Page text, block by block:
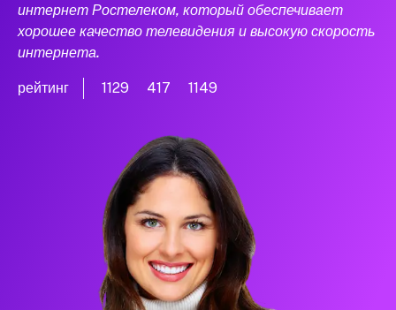
интернет Ростелеком, который обеспечивает
хорошее качество телевидения и высокую скорость
интернета.
рейтинг 1129 417 1149